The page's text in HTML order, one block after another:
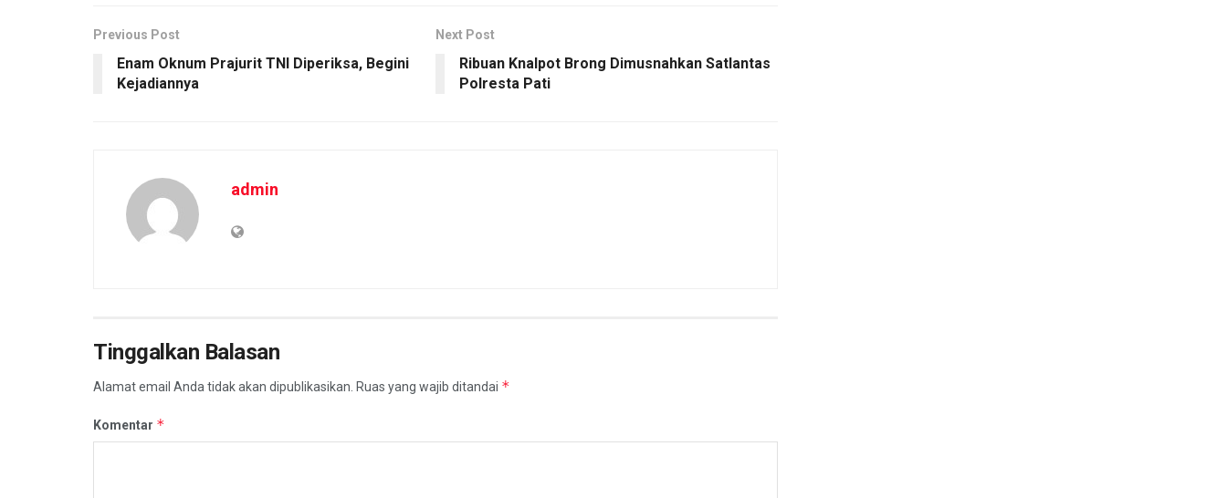
Previous Post
Enam Oknum Prajurit TNI Diperiksa, Begini
Kejadiannya
Next Post
Ribuan Knalpot Brong Dimusnahkan Satlantas
Polresta Pati
admin
Tinggalkan Balasan
Alamat email Anda tidak akan dipublikasikan. Ruas yang wajib ditandai *
Komentar *